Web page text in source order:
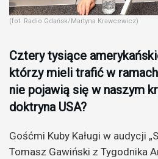
(fot. Radio Gdańsk/Martyna Krawcewicz)
Cztery tysiące
którzy mieli trafić w
nie pojawią się w naszym
doktryna USA?
Gośćmi Kuby Kaługi w audycji
Tomasz Gawiński z Tygodnika